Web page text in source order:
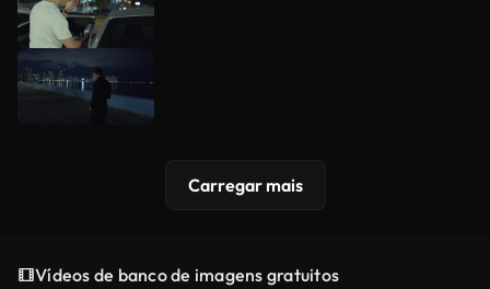
Carregar mais
Vídeos de banco de imagens gratuitos